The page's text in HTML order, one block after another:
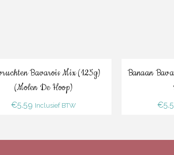
Bestel
Bavarois Mix (125g)
(Molen De Hoop)
€5.59 Inclusief BTW
Banaan
€